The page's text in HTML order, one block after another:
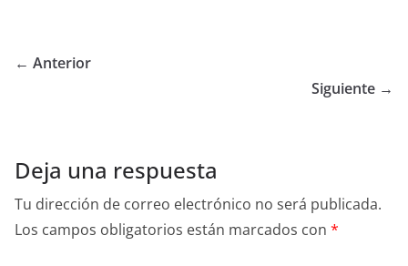
← Anterior
Siguiente →
Deja una respuesta
Tu dirección de correo electrónico no será publicada.
Los campos obligatorios están marcados con *